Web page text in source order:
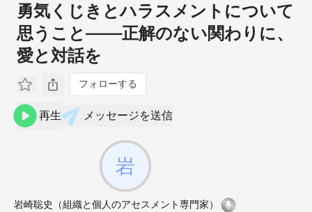
勇気くじきとハラスメントについて
思うこと——正解のない関わりに、
愛と対話を
フォローする
再生 メッセージを送信
岩崎聡史（組織と個人のアセスメント専門家）